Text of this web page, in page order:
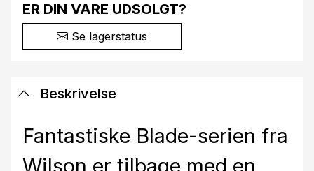
ER DIN VARE UDSOLGT?
Se lagerstatus
Beskrivelse
Fantastiske Blade-serien fra
Wilson er tilbage med en